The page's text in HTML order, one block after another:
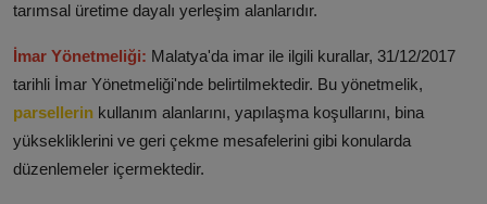
tarımsal üretime dayalı yerleşim alanlarıdır.
İmar Yönetmeliği: Malatya'da imar ile ilgili kurallar, 31/12/2017
tarihli İmar Yönetmeliği'nde belirtilmektedir. Bu yönetmelik,
parsellerin kullanım alanlarını, yapılaşma koşullarını, bina
yüksekliklerini ve geri çekme mesafelerini gibi konularda
düzenlemeler içermektedir.